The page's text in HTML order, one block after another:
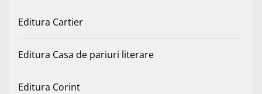
Editura Cartier
Editura Casa de pariuri literare
Editura Corint